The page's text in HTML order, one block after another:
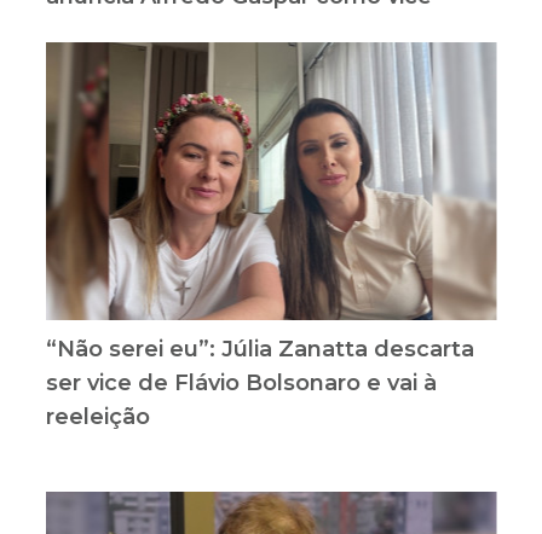
“Não serei eu”: Júlia Zanatta descarta
ser vice de Flávio Bolsonaro e vai à
reeleição